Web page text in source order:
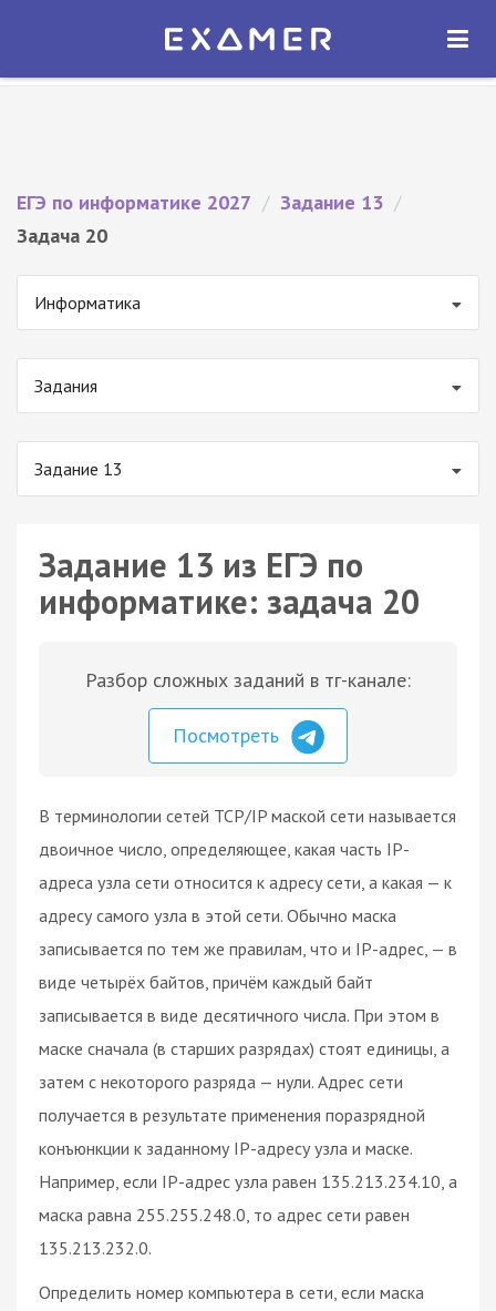
Экзамер — ЕГЭ 2027
ОТКРЫТЬ
ЕГЭ по информатике 2027 / Задание 13 /
Задача 20
Информатика
Задания
Задание 13
Задание 13 из ЕГЭ по
информатике: задача 20
Разбор сложных заданий в тг-канале:
Посмотреть
В терминологии сетей TCP/IP маской сети называется
двоичное число, определяющее, какая часть IP-
адреса узла сети относится к адресу сети, а какая — к
адресу самого узла в этой сети. Обычно маска
записывается по тем же правилам, что и IP-адрес, — в
виде четырёх байтов, причём каждый байт
записывается в виде десятичного числа. При этом в
маске сначала (в старших разрядах) стоят единицы, а
затем с некоторого разряда — нули. Адрес сети
получается в результате применения поразрядной
конъюнкции к заданному IP-адресу узла и маске.
Например, если IP-адрес узла равен 135.213.234.10, а
маска равна 255.255.248.0, то адрес сети равен
135.213.232.0.
Определить номер компьютера в сети, если маска